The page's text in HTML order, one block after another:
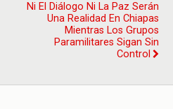
Ni El Diálogo Ni La Paz Serán
Una Realidad En Chiapas
Mientras Los Grupos
Paramilitares Sigan Sin
Control